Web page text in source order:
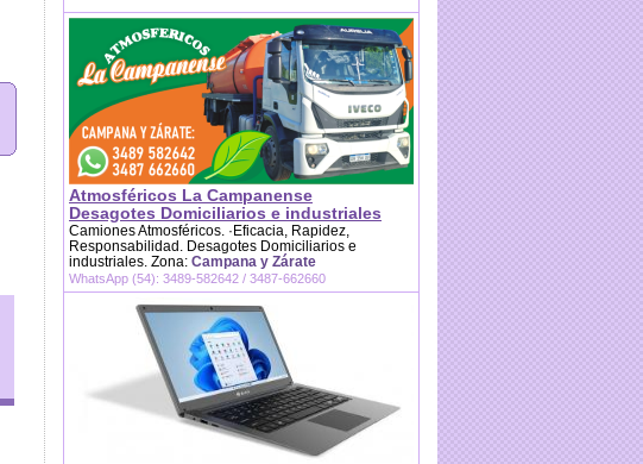
Atmosféricos La Campanense
Desagotes Domiciliarios e industriales
Camiones Atmosféricos. ·Eficacia, Rapidez,
Responsabilidad. Desagotes Domiciliarios e
industriales. Zona: Campana y Zárate
WhatsApp (54): 3489-582642 / 3487-662660